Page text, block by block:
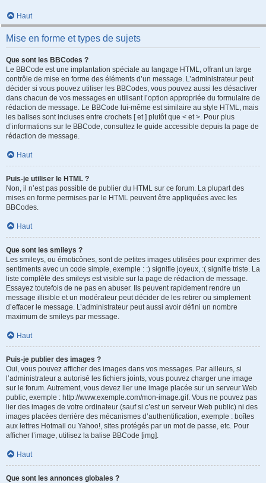
Haut
Mise en forme et types de sujets
Que sont les BBCodes ?
Le BBCode est une implantation spéciale au langage HTML, offrant un large
contrôle de mise en forme des éléments d’un message. L’administrateur peut
décider si vous pouvez utiliser les BBCodes, vous pouvez aussi les désactiver
dans chacun de vos messages en utilisant l’option appropriée du formulaire de
rédaction de message. Le BBCode lui-même est similaire au style HTML, mais
les balises sont incluses entre crochets [ et ] plutôt que < et >. Pour plus
d’informations sur le BBCode, consultez le guide accessible depuis la page de
rédaction de message.
Haut
Puis-je utiliser le HTML ?
Non, il n’est pas possible de publier du HTML sur ce forum. La plupart des
mises en forme permises par le HTML peuvent être appliquées avec les
BBCodes.
Haut
Que sont les smileys ?
Les smileys, ou émoticônes, sont de petites images utilisées pour exprimer des
sentiments avec un code simple, exemple : :) signifie joyeux, :( signifie triste. La
liste complète des smileys est visible sur la page de rédaction de message.
Essayez toutefois de ne pas en abuser. Ils peuvent rapidement rendre un
message illisible et un modérateur peut décider de les retirer ou simplement
d’effacer le message. L’administrateur peut aussi avoir défini un nombre
maximum de smileys par message.
Haut
Puis-je publier des images ?
Oui, vous pouvez afficher des images dans vos messages. Par ailleurs, si
l’administrateur a autorisé les fichiers joints, vous pouvez charger une image
sur le forum. Autrement, vous devez lier une image placée sur un serveur Web
public, exemple : http://www.exemple.com/mon-image.gif. Vous ne pouvez pas
lier des images de votre ordinateur (sauf si c’est un serveur Web public) ni des
images placées derrière des mécanismes d’authentification, exemple : boîtes
aux lettres Hotmail ou Yahoo!, sites protégés par un mot de passe, etc. Pour
afficher l’image, utilisez la balise BBCode [img].
Haut
Que sont les annonces globales ?